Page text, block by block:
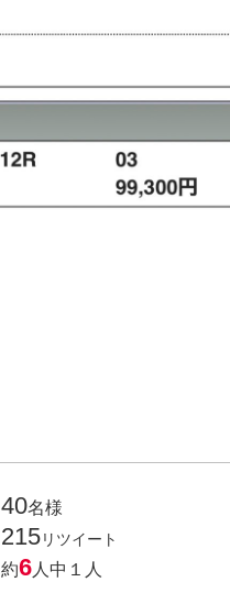
40名様
215リツイート
約6 人中１人